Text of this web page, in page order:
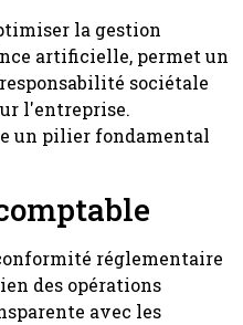
la gestion
artificielle, permet un
sociétale
l'entreprise.
un pilier fondamental
réglementaire
des opérations
avec les